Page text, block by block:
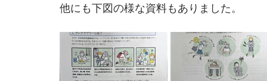
他にも下図の様な資料もありました。